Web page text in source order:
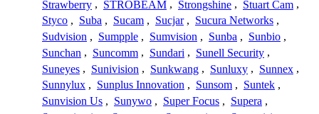
Strawberry , STROBEAM , Strongshine , Stuart Cam ,
Styco , Suba , Sucam , Sucjar , Sucura Networks ,
Sudvision , Sumpple , Sumvision , Sunba , Sunbio ,
Sunchan , Suncomm , Sundari , Sunell Security ,
Suneyes , Sunivision , Sunkwang , Sunluxy , Sunnex ,
Sunnylux , Sunplus Innovation , Sunsom , Suntek ,
Sunvision Us , Sunywo , Super Focus , Supera ,